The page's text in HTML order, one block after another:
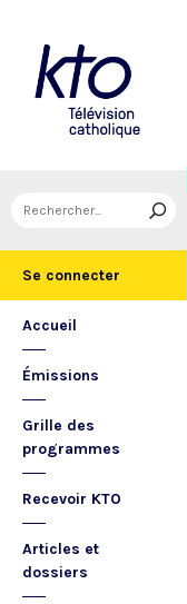
Se connecter
Accueil
Émissions
Grille des
programmes
Recevoir KTO
Articles et
dossiers